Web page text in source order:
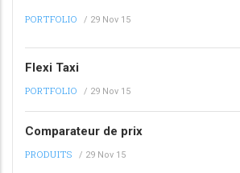
PORTFOLIO / 29 Nov 15
Flexi Taxi
PORTFOLIO / 29 Nov 15
Comparateur de prix
PRODUITS / 29 Nov 15